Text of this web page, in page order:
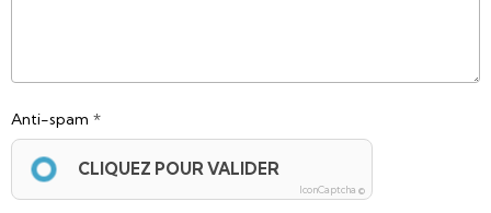
Anti-spam
CLIQUEZ POUR VALIDER
IconCaptcha ©